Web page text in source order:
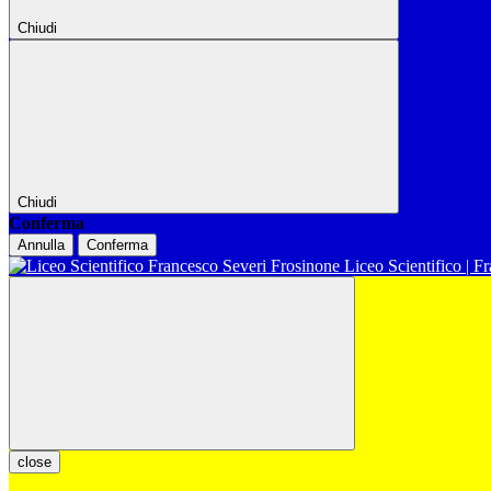
Chiudi
Chiudi
Conferma
Annulla Conferma
Liceo Scientifico |
close